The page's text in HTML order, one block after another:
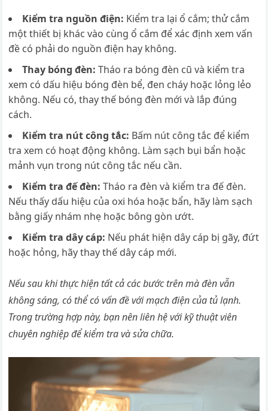
Kiểm tra nguồn điện: Kiểm tra lại ổ cắm; thử cắm
một thiết bị khác vào cùng ổ cắm để xác định xem vấn
đề có phải do nguồn điện hay không.
Thay bóng đèn:Tháo ra bóng đèn cũ và kiểm tra
xem có dấu hiệu bóng đèn bể, đen cháy hoặc lỏng lẻo
không. Nếu có, thay thế bóng đèn mới và lắp đúng
cách.
Kiểm tra nút công tắc: Bấm nút công tắc để kiểm
tra xem có hoạt động không. Làm sạch bụi bẩn hoặc
mảnh vụn trong nút công tắc nếu cần.
Kiểm tra đế đèn:Tháo ra đèn và kiểm tra đế đèn.
Nếu thấy dấu hiệu của oxi hóa hoặc bẩn, hãy làm sạch
bằng giấy nhám nhẹ hoặc bông gòn ướt.
Kiểm tra dây cáp: Nếu phát hiện dây cáp bị gãy, đứt
hoặc hỏng, hãy thay thế dây cáp mới.
Nếu sau khi thực hiện tất cả các bước trên mà đèn vẫn
không sáng, có thể có vấn đề với mạch điện của tủ lạnh.
Trong trường hợp này, bạn nên liên hệ với kỹ thuật viên
chuyên nghiệp để kiểm tra và sửa chữa.